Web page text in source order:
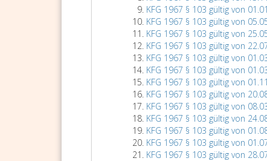
KFG 1967 § 103 gültig von
KFG 1967 § 103 gültig von
KFG 1967 § 103 gültig von
KFG 1967 § 103 gültig von
KFG 1967 § 103 gültig von
KFG 1967 § 103 gültig von
KFG 1967 § 103 gültig von
KFG 1967 § 103 gültig von
KFG 1967 § 103 gültig von
KFG 1967 § 103 gültig von
KFG 1967 § 103 gültig von
KFG 1967 § 103 gültig von
KFG 1967 § 103 gültig von